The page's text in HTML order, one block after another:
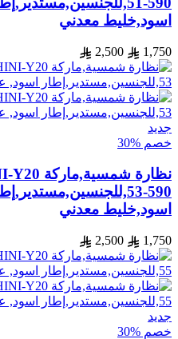
اسود,خليط معدني
1,750
2,500
جديد
خصم %30
590-
اسود,خليط معدني
1,750
2,500
جديد
خصم %30